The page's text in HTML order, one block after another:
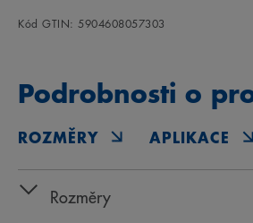
Kód GTIN: 5904608057303
Podrobnosti o
ROZMĚRY APLIKACE
Rozměry